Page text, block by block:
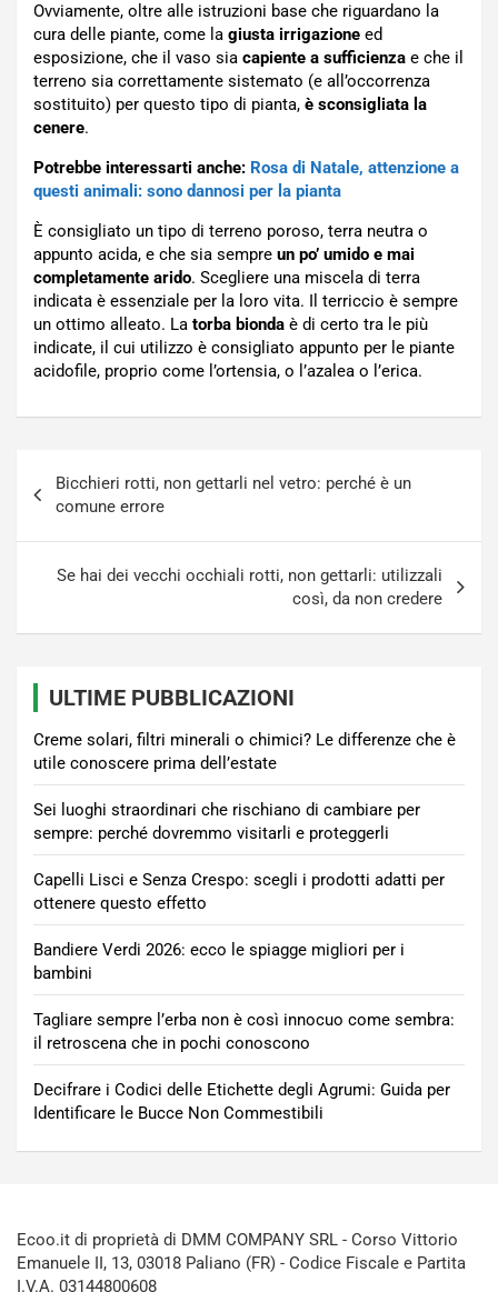
Ovviamente, oltre alle istruzioni base che riguardano la
cura delle piante, come la giusta irrigazione ed
esposizione, che il vaso sia capiente a sufficienza e che il
terreno sia correttamente sistemato (e all’occorrenza
sostituito) per questo tipo di pianta, è sconsigliata la
cenere.
Potrebbe interessarti anche: Rosa di Natale, attenzione a
questi animali: sono dannosi per la pianta
È consigliato un tipo di terreno poroso, terra neutra o
appunto acida, e che sia sempre un po’ umido e mai
completamente arido. Scegliere una miscela di terra
indicata è essenziale per la loro vita. Il terriccio è sempre
un ottimo alleato. La torba bionda è di certo tra le più
indicate, il cui utilizzo è consigliato appunto per le piante
acidofile, proprio come l’ortensia, o l’azalea o l’erica.
articoli
Bicchieri rotti, non gettarli nel vetro: perché è un
comune errore
Se hai dei vecchi occhiali rotti, non gettarli: utilizzali
così, da non credere
ULTIME PUBBLICAZIONI
Creme solari, filtri minerali o chimici? Le differenze che è
utile conoscere prima dell’estate
Sei luoghi straordinari che rischiano di cambiare per
sempre: perché dovremmo visitarli e proteggerli
Capelli Lisci e Senza Crespo: scegli i prodotti adatti per
ottenere questo effetto
Bandiere Verdi 2026: ecco le spiagge migliori per i
bambini
Tagliare sempre l’erba non è così innocuo come sembra:
il retroscena che in pochi conoscono
Decifrare i Codici delle Etichette degli Agrumi: Guida per
Identificare le Bucce Non Commestibili
Ecoo.it di proprietà di DMM COMPANY SRL - Corso Vittorio
Emanuele II, 13, 03018 Paliano (FR) - Codice Fiscale e Partita
I.V.A. 03144800608